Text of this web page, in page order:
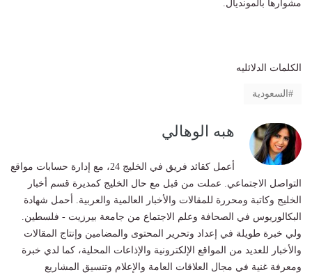
مشوارها بالمونديال.
الكلمات الدلائليه
السعودية
هبه الوهالي
أعمل كقائد فريق في الخليج 24، مع إدارة حسابات مواقع
التواصل الاجتماعي. عملت من قبل مع حال الخليج كمديرة قسم أخبار
الخليج وكاتبة ومحررة للمقالات والأخبار العالمية والعربية. أحمل شهادة
البكالوريوس في الصحافة وعلم الاجتماع من جامعة بيرزيت - فلسطين.
ولي خبرة طويلة في إعداد وتحرير المحتوى والمضامين وإنتاج المقالات
والأخبار للعديد من المواقع الإلكترونية والإذاعات المحلية، كما لدي خبرة
ومعرفة غنية في مجال العلاقات العامة والإعلام وتنسيق المشاريع